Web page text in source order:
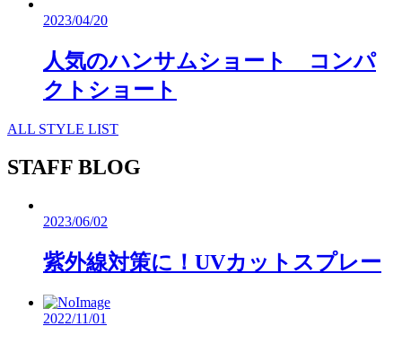
2023/04/20
人気のハンサムショート コンパ
クトショート
ALL STYLE LIST
STAFF BLOG
2023/06/02
紫外線対策に！UVカットスプレー
2022/11/01